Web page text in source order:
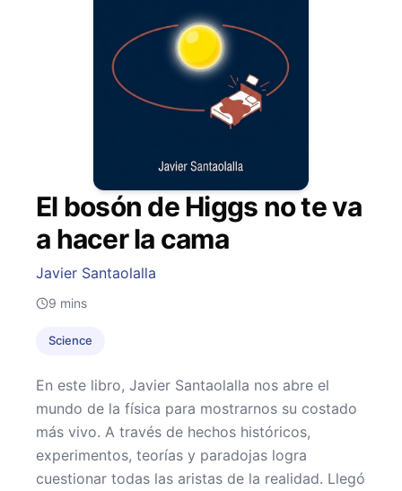
El bosón de Higgs no te va
a hacer la cama
Javier Santaolalla
9 mins
Science
En este libro, Javier Santaolalla nos abre el
mundo de la física para mostrarnos su costado
más vivo. A través de hechos históricos,
experimentos, teorías y paradojas logra
cuestionar todas las aristas de la realidad. Llegó